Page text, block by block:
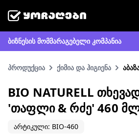
ბიზნესის მომმარაგებელი კომპანია
პროდუქცია ქიმია და ჰიგიენა
BIO NATURELL
'ᲗᲐᲤᲚᲘ & ᲠᲫᲔ' 460
არტიკული: BIO-460